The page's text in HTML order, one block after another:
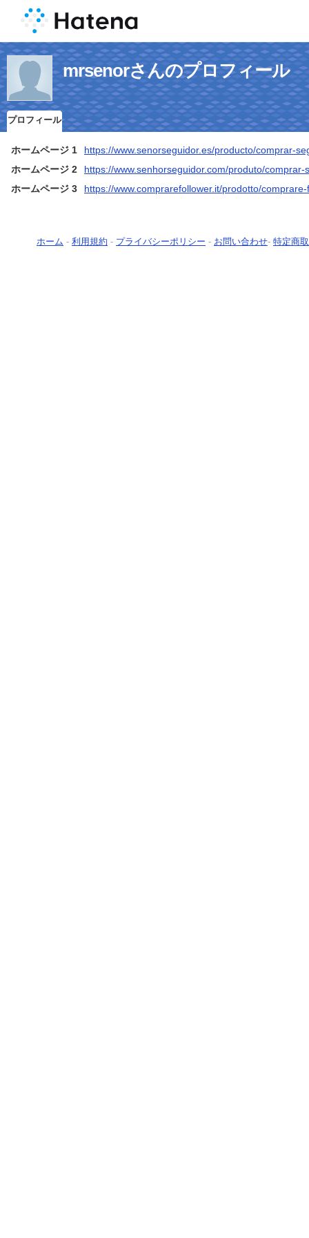
mrsenorさんのプロフィール
プロフィール
ホームページ 1
https://www.senorseguidor.es/producto/comprar-
ホームページ 2
https://www.senhorseguidor.com/produto/
ホームページ 3
https://www.comprarefollower.it/prodotto/
ホーム - 利用規約 - プライバシーポリシー - お問い合わせ- 特定商